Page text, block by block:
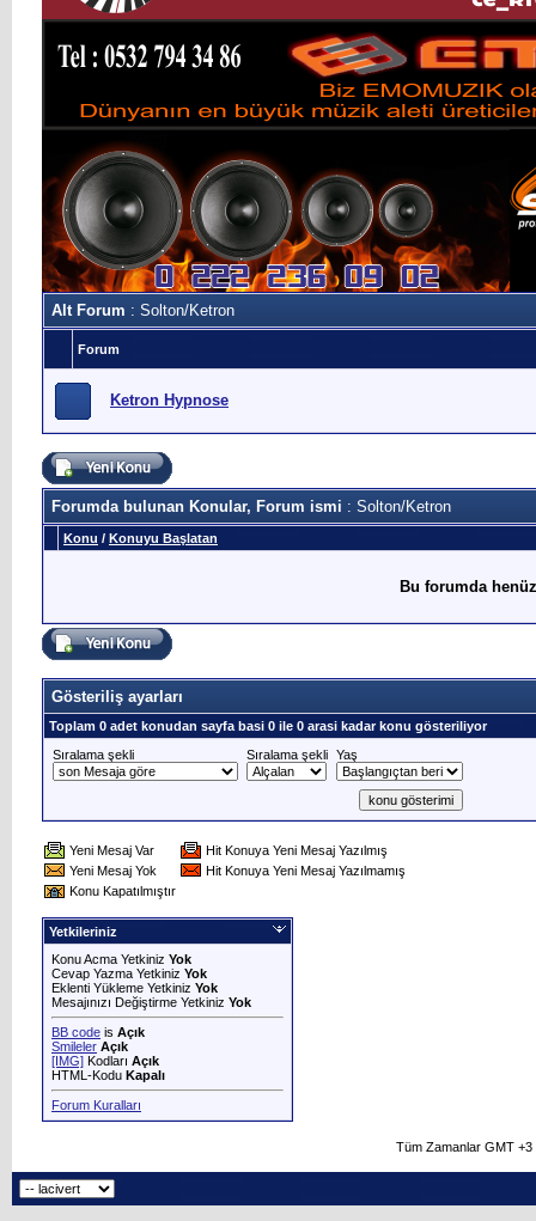
Alt Forum : Solton/Ketron
Forum
Ketron Hypnose
Forumda bulunan Konular, Forum ismi : Solton/Ketron
Konu / Konuyu Başlatan
Bu forumda
Gösteriliş ayarları
Toplam 0 adet konudan sayfa basi 0 ile 0 arasi kadar konu gösteriliyor
Sıralama şekli
Sıralama şekli Yaş
Yeni Mesaj Var
Hit Konuya Yeni Mesaj Yazılmış
Yeni Mesaj Yok
Hit Konuya Yeni Mesaj Yazılmamış
Konu Kapatılmıştır
Yetkileriniz
Konu Acma Yetkiniz Yok
Cevap Yazma Yetkiniz Yok
Eklenti Yükleme Yetkiniz Yok
Mesajınızı Değiştirme Yetkiniz Yok
BB code is Açık
Smileler Açık
[IMG] Kodları Açık
HTML-Kodu Kapalı
Forum Kuralları
Tüm Zamanlar GMT